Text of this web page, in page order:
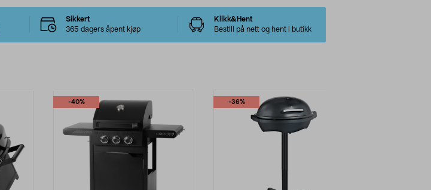
Sikkert
365 dagers åpent kjøp
Klikk&Hent
Bestill på nett og hent i butikk
-40% -36%